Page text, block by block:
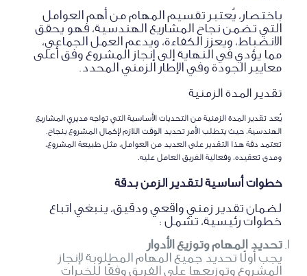
باختصار، يُعتبر تقسيم المهام من أهم العوامل
التي تضمن نجاح المشاريع الهندسية، فهو يحقق
الانضباط، ويعزز الكفاءة، ويدعم العمل الجماعي،
مما يؤدي في النهاية إلى إنجاز المشروع وفق أعلى
معايير الجودة وفي الإطار الزمني المحدد.
تقدير المدة الزمنية
يُعد تقدير المدة الزمنية من التحديات الأساسية التي تواجه مديري المشاريع
الهندسية، حيث يتطلب الأمر تحديد الوقت اللازم لإكمال المشروع بنجاح.
تعتمد دقة هذا التقدير على العديد من العوامل، مثل طبيعة المشروع،
ومدى تعقيده، وفعالية الفريق العامل عليه.
خطوات أساسية لتقدير الزمن بدقة
لضمان تقدير زمني واقعي ودقيق، ينبغي اتباع
خطوات رئيسية، تشمل :
تحديد المهام وتوزيع الأدوار
يجب أولًا تحديد جميع المهام المطلوبة لإنجاز
المشروع وتوزيعها على الفريق وفقًا للخبرات